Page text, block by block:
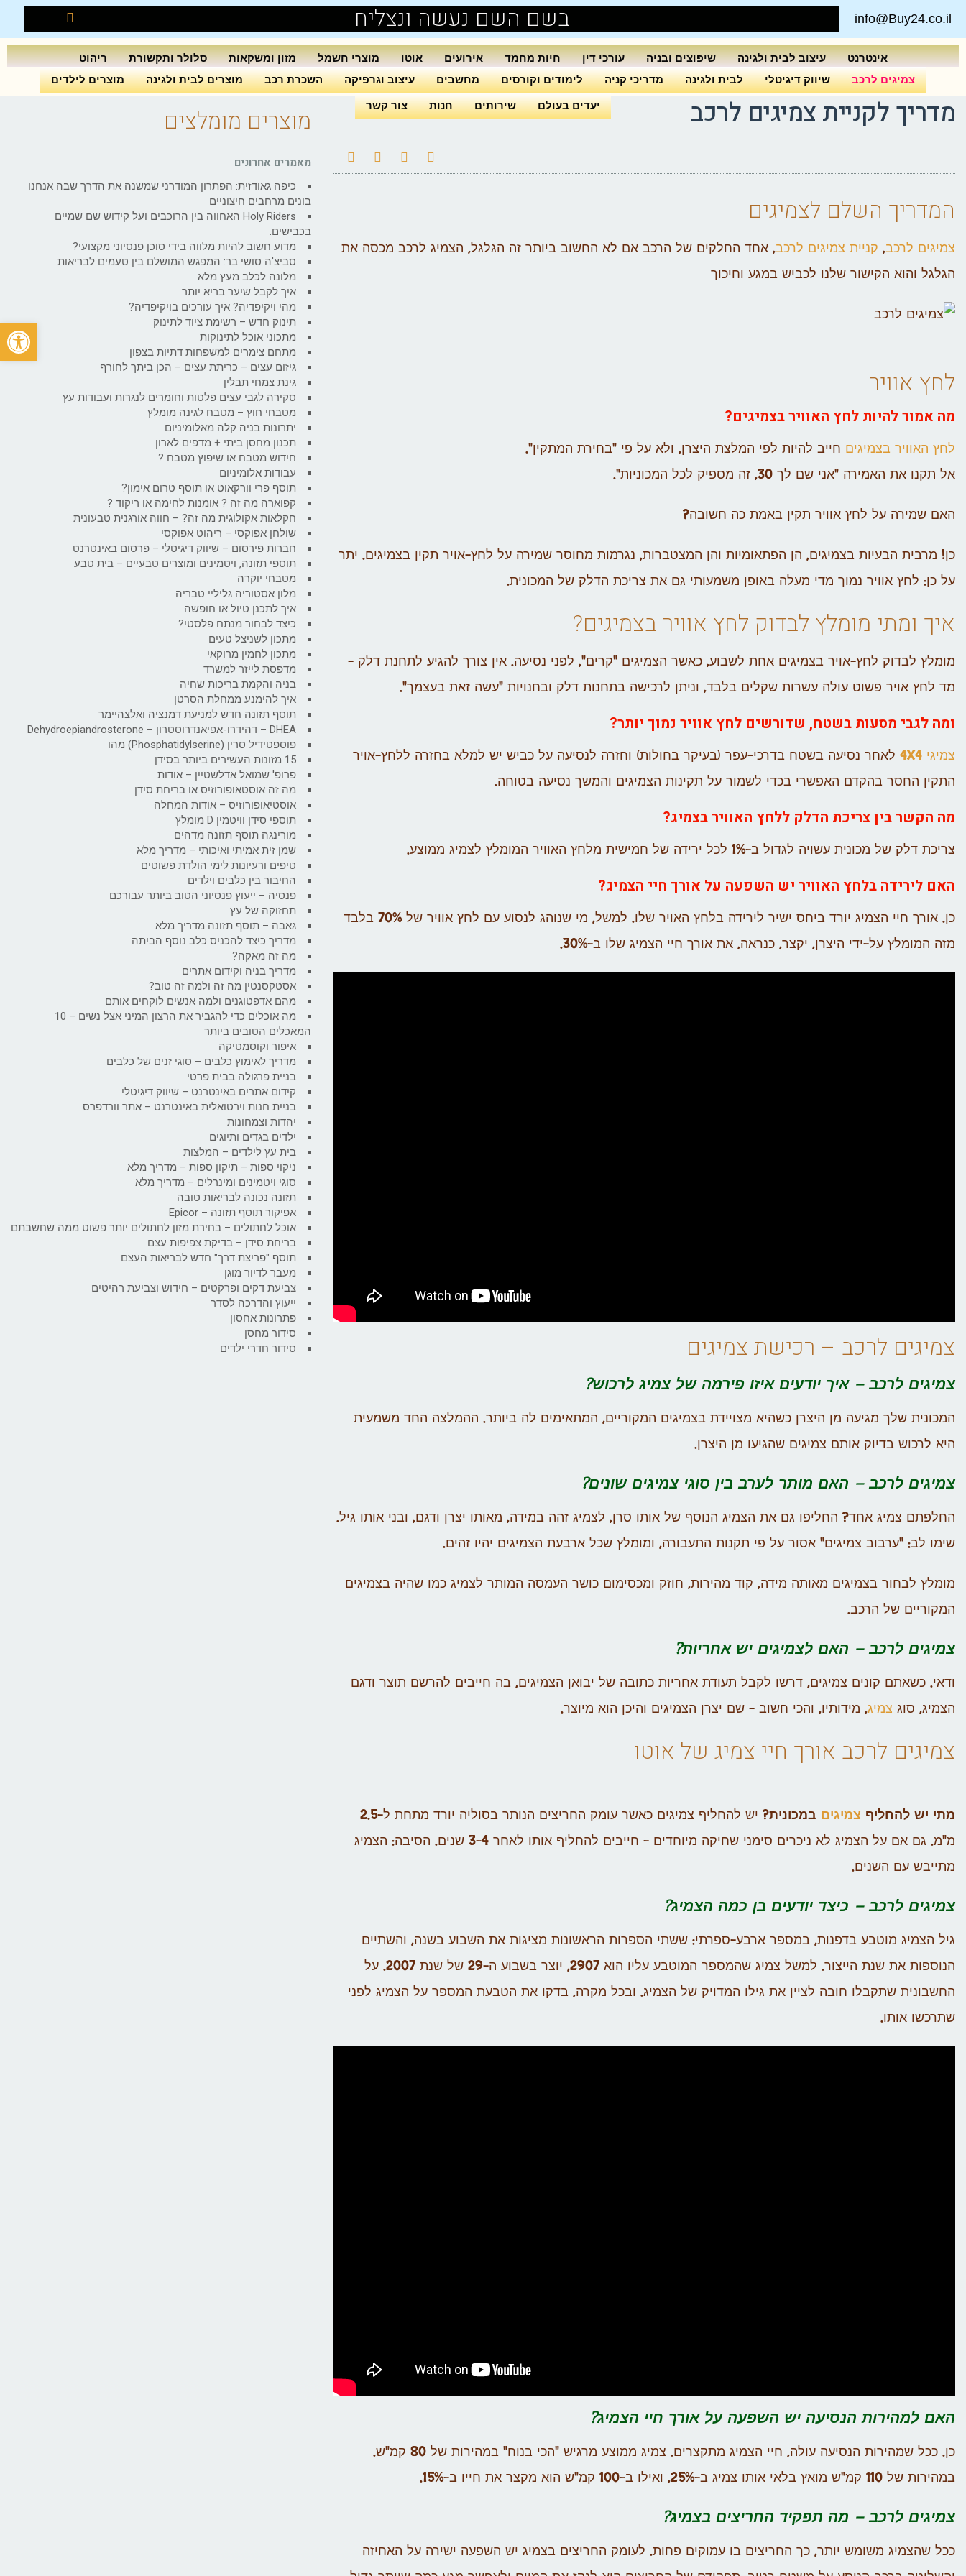
info@Buy24.co.il בשם השם נעשה ונצליח
אינטרנט עיצוב לבית ולגינה שיפוצים ובניה עורכי דין חיות מחמד אירועים אוטו מוצרי חשמל מזון ומשקאות סלולר ותקשורת
ריהוט
צמיגים לרכב
שיווק דיגיטלי לבית ולגינה מדריכי קניה לימודים וקורסים מחשבים עיצוב וגרפיקה השכרת רכב מוצרים לבית ולגינה מוצרים לילדים
יעדים בעולם שירותים חנות צור קשר מדריך לקניית צמיגים לרכב
המדריך השלם לצמיגים
צמיגים לרכב, קניית צמיגים לרכב, אחד החלקים של הרכב אם לא החשוב ביותר זה הגלגל, הצמיג לרכב מכסה את
הגלגל והוא הקישור שלנו לכביש במגע וחיכוך
לחץ אוויר
מה אמור להיות לחץ האוויר בצמיגים?
לחץ האוויר בצמיגים חייב להיות לפי המלצת היצרן, ולא על פי "בחירת המתקין".
אל תקנו את האמירה "אני שם לך 30, זה מספיק לכל המכוניות".
האם שמירה על לחץ אוויר תקין באמת כה חשובה?
כן! מרבית הבעיות בצמיגים, הן הפתאומיות והן המצטברות, נגרמות מחוסר שמירה על לחץ-אויר תקין בצמיגים. יתר
על כן: לחץ אוויר נמוך מדי מעלה באופן משמעותי גם את צריכת הדלק של המכונית.
איך ומתי מומלץ לבדוק לחץ אוויר בצמיגים?
מומלץ לבדוק לחץ-אויר בצמיגים אחת לשבוע, כאשר הצמיגים "קרים", לפני נסיעה. אין צורך להגיע לתחנת דלק –
מד לחץ אויר פשוט עולה עשרות שקלים בלבד, וניתן לרכישה בתחנות דלק ובחנויות "עשה זאת בעצמך".
ומה לגבי מסעות בשטח, שדורשים לחץ אוויר נמוך יותר?
צמיגי 4X4
לאחר נסיעה בשטח בדרכי-עפר (בעיקר בחולות) וחזרה לנסיעה על כביש יש למלא בחזרה ללחץ-אויר
התקין החסר בהקדם האפשרי בכדי לשמור על תקינות הצמיגים והמשך נסיעה בטוחה.
מה הקשר בין צריכת הדלק ללחץ האוויר בצמיג?
צריכת דלק של מכונית עשויה לגדול ב-1% לכל ירידה של חמישית מלחץ האוויר המומלץ לצמיג ממוצע.
האם לירידה בלחץ האוויר יש השפעה על אורך חיי הצמיג?
כן. אורך חיי הצמיג יורד ביחס ישיר לירידה בלחץ האויר שלו. למשל, מי שנוהג לנסוע עם לחץ אוויר של 70% בלבד
מזה המומלץ על-ידי היצרן, יקצר, כנראה, את אורך חיי הצמיג שלו ב-30%.
צמיגים לרכב – רכישת צמיגים
צמיגים לרכב – איך יודעים איזו פירמה של צמיג לרכוש?
המכונית שלך מגיעה מן היצרן כשהיא מצויידת בצמיגים המקוריים, המתאימים לה ביותר. ההמלצה החד משמעית
היא לרכוש בדיוק אותם צמיגים שהגיעו מן היצרן.
צמיגים לרכב – האם מותר לערב בין סוגי צמיגים שונים?
החלפתם צמיג אחד? החליפו גם את הצמיג הנוסף של אותו סרן, לצמיג זהה במידה, מאותו יצרן ודגם, ובני אותו גיל.
שימו לב: "ערבוב צמיגים" אסור על פי תקנות התעבורה, ומומלץ שכל ארבעת הצמיגים יהיו זהים.
מומלץ לבחור בצמיגים מאותה מידה, קוד מהירות, חוזק ומכסימום כושר העמסה המותר לצמיג כמו שהיה בצמיגים
המקוריים של הרכב.
צמיגים לרכב – האם לצמיגים יש אחריות?
ודאי. כשאתם קונים צמיגים, דרשו לקבל תעודת אחריות כתובה של יבואן הצמיגים, בה חייבים להרשם תוצר ודגם
הצמיג, סוג צמיג, מידותיו, והכי חשוב – שם יצרן הצמיגים והיכן הוא מיוצר.
צמיגים לרכב אורך חיי צמיג של אוטו
מתי יש להחליף צמיגים במכונית
? יש להחליף צמיגים כאשר עומק החריצים הנותר בסוליה יורד מתחת ל-2.5
מ"מ. גם אם על הצמיג לא ניכרים סימני שחיקה מיוחדים – חייבים להחליף אותו לאחר 3-4 שנים. הסיבה: הצמיג
מתייבש עם השנים.
צמיגים לרכב – כיצד יודעים בן כמה הצמיג?
גיל הצמיג מוטבע בדפנות, במספר ארבע-ספרתי: ששתי הספרות הראשונות מציגות את השבוע בשנה, והשתיים
הנוספות את שנת הייצור. למשל צמיג שהמספר המוטבע עליו הוא 2907, יוצר בשבוע ה-29 של שנת 2007. על
החשבונית שתקבלו חובה לציין את גילו המדויק של הצמיג. ובכל מקרה, בדקו את הטבעת המספר על הצמיג לפני
שתרכשו אותו.
האם למהירות הנסיעה יש השפעה על אורך חיי הצמיג?
כן. ככל שמהירות הנסיעה עולה, חיי הצמיג מתקצרים. צמיג ממוצע מרגיש "הכי בנוח" במהירות של 80 קמ"ש.
במהירות של 110 קמ"ש מואץ בלאי אותו צמיג ב-25%, ואילו ב-100 קמ"ש הוא מקצר את חייו ב-15%.
צמיגים לרכב – מה תפקיד החריצים בצמיג?
ככל שהצמיג משומש יותר, כך החריצים בו עמוקים פחות. לעומק החריצים בצמיג יש השפעה ישירה על האחיזה
מוצרים מומלצים
מאמרים אחרונים
כיפה גאודזית: הפתרון המודרני שמשנה את הדרך שבה אנחנו
בונים מרחבים חיצוניים
Holy Riders האחווה בין הרוכבים ועל קידוש שם שמיים
בכבישים.
מדוע חשוב להיות מלווה בידי סוכן פנסיוני מקצועי?
סביצ'ה סושי בר: המפגש המושלם בין טעמים לבריאות
מלונה לכלב מעץ מלא
איך לקבל שיער בריא יותר
מהי ויקיפדיה? איך עורכים בויקיפדיה?
תינוק חדש – רשימת ציוד לתינוק
מתכוני אוכל לתינוקות
מתחם צימרים למשפחות דתיות בצפון
גיזום עצים – כריתת עצים – הכן ביתך לחורף
גינת צמחי תבלין
סקירה לגבי עצים פלטות וחומרים לנגרות ועבודות עץ
מטבחי חוץ – מטבח לגינה מומלץ
יתרונות בניה קלה מאלומיניום
תכנון מחסן ביתי + מדפים לארון
חידוש מטבח או שיפוץ מטבח ?
עבודות אלומיניום
תוסף פרי וורקאוט או תוסף טרום אימון?
קפוארה מה זה ? אומנות לחימה או ריקוד ?
חקלאות אקולוגית מה זה? – חווה אורגנית טבעונית
שולחן אפוקסי – ריהוט אפוקסי
חברות פירסום – שיווק דיגיטלי – פרסום באינטרנט
תוספי תזונה, ויטמינים ומוצרים טבעיים – בית טבע
מטבחי יוקרה
מלון אסטוריה גליליי טבריה
איך לתכנן טיול או חופשה
כיצד לבחור מנתח פלסטי?
מתכון לשניצל טעים
מתכון לחמין מרוקאי
מדפסת לייזר למשרד
בניה והקמת בריכות שחיה
איך להימנע ממחלת הסרטן
תוסף תזונה חדש למניעת דמנציה ואלצהיימר
DHEA – דהידרו-אפיאנדרוסטרון – Dehydroepiandrosterone
פוספטידיל סרין (Phosphatidylserine) מהו
15 מזונות העשירים ביותר בסידן
פרופ' שמואל אדלשטיין – אודות
מה זה אוסטאופורוזיס או בריחת סידן
אוסטיאופורוזיס – אודות המחלה
תוספי סידן וויטמין D מומלץ
מורינגה תוסף תזונה מדהים
שמן זית אמיתי ואיכותי – מדריך מלא
טיפים ורעיונות לימי הולדת פשוטים
החיבור בין כלבים וילדים
פנסיה – ייעוץ פנסיוני הטוב ביותר עבורכם
תחזוקה של עץ
גאבה – תוסף תזונה מדריך מלא
מדריך כיצד להכניס כלב נוסף הביתה
מה זה מאקה?
מדריך בניה וקידום אתרים
אסטקסנטין מה זה ולמה זה טוב?
מהם אדפטוגנים ולמה אנשים לוקחים אותם
מה אוכלים כדי להגביר את הרצון המיני אצל נשים – 10
המאכלים הטובים ביותר
איפור וקוסמטיקה
מדריך לאימוץ כלבים – סוגי זנים של כלבים
בניית פרגולה בבית פרטי
קידום אתרים באינטרנט – שיווק דיגיטלי
בניית חנות וירטואלית באינטרנט – אתר וורדפרס
יהדות וצמחונות
ילדים בגדים ותיוגים
בית עץ לילדים – המלצות
ניקוי ספות – תיקון ספות – מדריך מלא
סוגי ויטמינים ומינרלים – מדריך מלא
תזונה נכונה לבריאות טובה
אפיקור תוסף תזונה – Epicor
אוכל לחתולים – בחירת מזון לחתולים יותר פשוט ממה שחשבתם
בריחת סידן – בדיקת צפיפות עצם
תוסף "פריצת דרך" חדש לבריאות העצם
מעבר לדיור מוגן
צביעת דקים ופרקטים – חידוש וצביעת רהיטים
ייעוץ והדרכה לסדר
פתרונות אחסון
סידור מחסן
סידור חדרי ילדים